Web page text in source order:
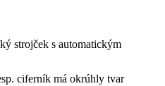
strojček s automatickým
ciferník má okrúhly tvar